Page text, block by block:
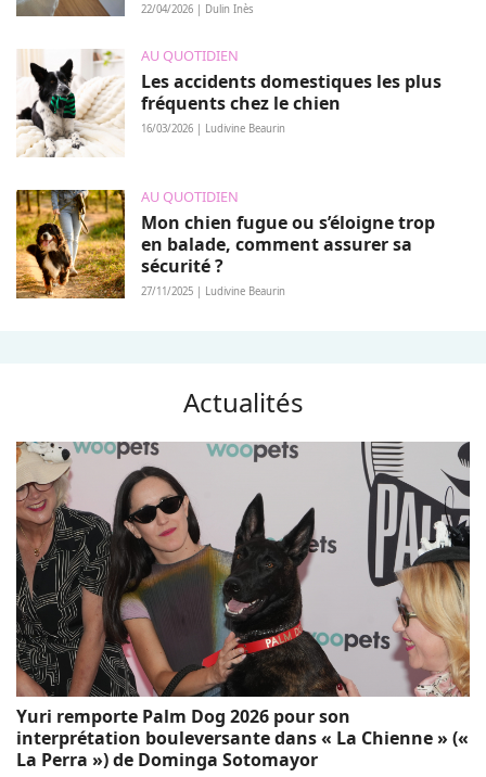
22/04/2026 | Dulin Inès
AU QUOTIDIEN
Les accidents domestiques les plus
fréquents chez le chien
16/03/2026 | Ludivine Beaurin
AU QUOTIDIEN
Mon chien fugue ou s’éloigne trop
en balade, comment assurer sa
sécurité ?
27/11/2025 | Ludivine Beaurin
Actualités
Yuri remporte Palm Dog 2026 pour son
interprétation bouleversante dans « La Chienne » («
La Perra ») de Dominga Sotomayor